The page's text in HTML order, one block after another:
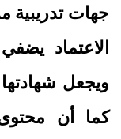
جهات تدريبية
الاعتماد
ويجعل
كما أن